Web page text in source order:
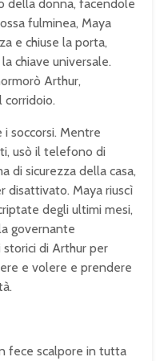
della donna, facendole
fulminea, Maya
e chiuse la porta,
chiave universale.
Arthur,
corridoio.
i soccorsi. Mentre
usò il telefono di
di sicurezza della casa,
disattivato. Maya riuscì
degli ultimi mesi,
governante
di Arthur per
e volere e prendere
fece scalpore in tutta